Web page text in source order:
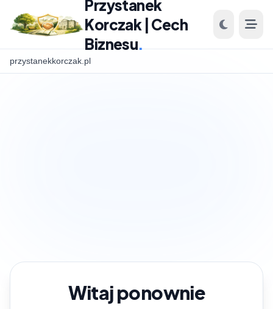
Przystanek
Korczak | Cech
Biznesu.
przystanekkorczak.pl
Witaj ponownie